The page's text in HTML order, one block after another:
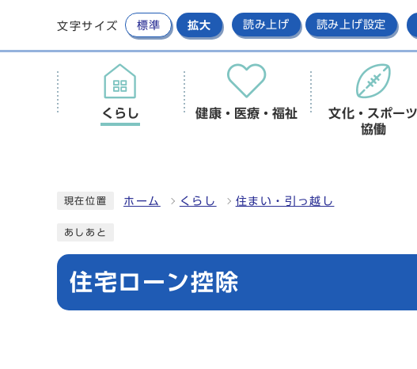
文字サイズ 標準 拡大 読み上げ 読み上げ設定
くらし 健康・医療・福祉
文化・スポーツ
協働
現在位置 ホーム くらし 住まい・引っ越し
あしあと
住宅ローン控除